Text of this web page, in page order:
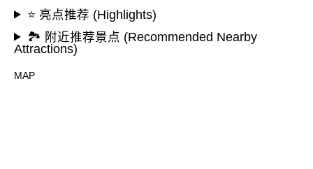
⭐ 亮点推荐 (Highlights)
🏞️ 附近推荐景点 (Recommended Nearby
Attractions)
MAP